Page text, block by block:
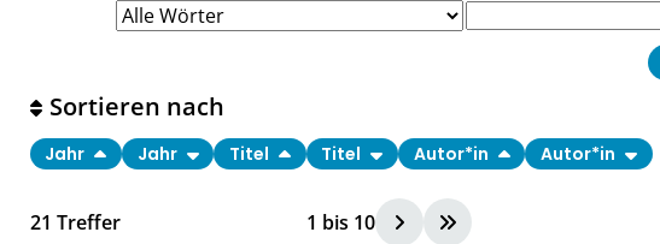
21 Treffer 1 bis 10
Sortieren nach
Jahr Jahr Titel Titel Autor*in Autor*in